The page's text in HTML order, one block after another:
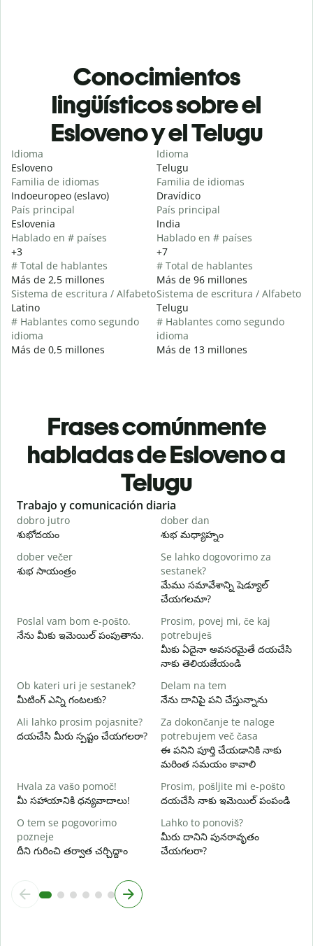
Conocimientos
lingüísticos sobre el
Esloveno y el Telugu
Idioma
Esloveno
Familia de idiomas
Indoeuropeo (eslavo)
País principal
Eslovenia
Hablado en # países
+3
# Total de hablantes
Más de 2,5 millones
Sistema de escritura / Alfabeto
Latino
# Hablantes como segundo
idioma
Más de 0,5 millones
Idioma
Telugu
Familia de idiomas
Dravídico
País principal
India
Hablado en # países
+7
# Total de hablantes
Más de 96 millones
Sistema de escritura / Alfabeto
Telugu
# Hablantes como segundo
idioma
Más de 13 millones
Frases comúnmente
habladas de Esloveno a
Telugu
Slide 1 of 6
Trabajo y comunicación diaria
dobro jutro
శుభోదయం
dober dan
శుభ మధ్యాహ్నం
dober večer
శుభ సాయంత్రం
Se lahko dogovorimo za
sestanek?
మేము సమావేశాన్ని షెడ్యూల్
చేయగలమా?
Poslal vam bom e-pošto.
నేను మీకు ఇమెయిల్ పంపుతాను.
Prosim, povej mi, če kaj
potrebuješ
మీకు ఏదైనా అవసరమైతే దయచేసి
నాకు తెలియజేయండి
Ob kateri uri je sestanek?
మీటింగ్ ఎన్ని గంటలకు?
Delam na tem
నేను దానిపై పని చేస్తున్నాను
Ali lahko prosim pojasnite?
దయచేసి మీరు స్పష్టం చేయగలరా?
Za dokončanje te naloge
potrebujem več časa
ఈ పనిని పూర్తి చేయడానికి నాకు
మరింత సమయం కావాలి
Hvala za vašo pomoč!
మీ సహాయానికి ధన్యవాదాలు!
Prosim, pošljite mi e-pošto
దయచేసి నాకు ఇమెయిల్ పంపండి
O tem se pogovorimo
pozneje
దీని గురించి తర్వాత చర్చిద్దాం
Lahko to ponoviš?
మీరు దానిని పునరావృతం
చేయగలరా?